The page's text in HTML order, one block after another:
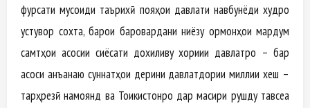
фурсати мусоиди таърихӣ пояҳои давлати навбунёди худро
устувор сохта, барои баровардани ниёзу ормонҳои мардум
самтҳои асосии сиёсати дохиливу хориҷии давлатро – бар
асоси анъанаю суннатҳои дерини давлатдории миллии хеш –
тарҳрезӣ намоянд ва Тоҷикистонро дар масири рушду тавсеа